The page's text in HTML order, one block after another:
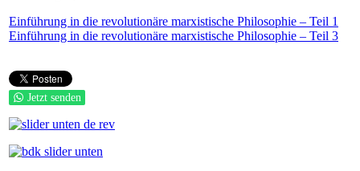
Einführung in die revolutionäre marxistische Philosophie – Teil 1
Einführung in die revolutionäre marxistische Philosophie – Teil 3
Jetzt senden